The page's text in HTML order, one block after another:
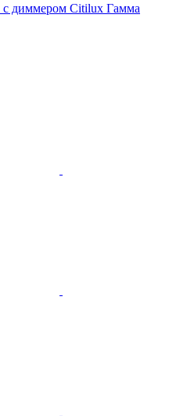
с диммером Citilux Гамма